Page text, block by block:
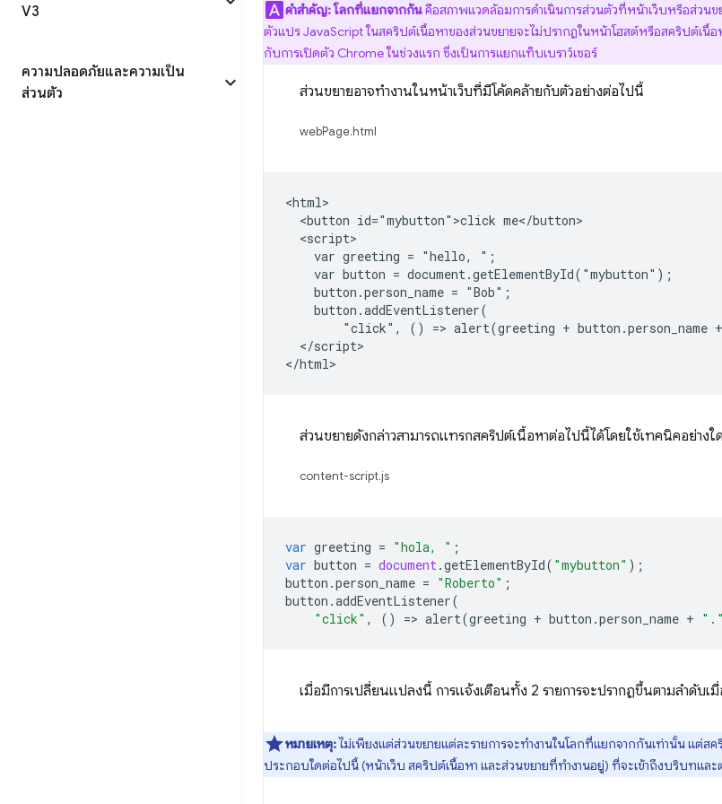
V3
ความปลอดภัยและความเป็น
ส่วนตัว
คำสำคัญ:โลกที่แยกจากกันคือสภาพแวดล้อมการดำเนินการส่วนตัวที่หน้าเว็บหรือส่วน
ตัวแปร JavaScript ในสคริปต์เนื้อหาของส่วนขยายจะไม่ปรากฏในหน้าโฮสต์หรือสคริปต์เ
กับการเปิดตัว Chrome ในช่วงแรก ซึ่งเป็นการแยกแท็บเบราว์เซอร์
ส่วนขยายอาจทำงานในหน้าเว็บที่มีโค้ดคล้ายกับตัวอย่างต่อไปนี้
webPage.html
<html>
  <button id="mybutton">click me</button>
  <script>
    var greeting = "hello, ";
    var button = document.getElementById("mybutton");
    button.person_name = "Bob";
    button.addEventListener(
"click", () => alert(greeting + button.person_name
  </script>
ส่วนขยายดังกล่าวสามารถแทรกสคริปต์เนื้อหาต่อไปนี้ได้โดยใช้เทคนิคอย่าง
content-script.js
var greeting = "hola, " ;
var button = document.getElementById( "mybutton" );
button .person_name = "Roberto" ;
button .addEventListener(
"click" , () => alert(greeting + button .person_name + "."
เมื่อมีการเปลี่ยนแปลงนี้ การแจ้งเตือนทั้ง 2 รายการจะปรากฏขึ้นตามลำดับเ
หมายเหตุ:ไม่เพียงแต่ส่วนขยายแต่ละรายการจะทำงานในโลกที่แยกจากกันเท่านั้น แต่ส
ประกอบใดต่อไปนี้ (หน้าเว็บ สคริปต์เนื้อหา และส่วนขยายที่ทำงานอยู่) ที่จะเข้าถึงบริบทแล